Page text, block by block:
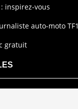
inspirez-vous
auto-moto TF1
gratuit